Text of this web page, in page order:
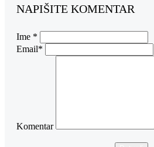
NAPIŠITE KOMENTAR
Ime *
Email*
Komentar